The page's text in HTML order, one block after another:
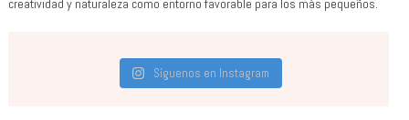
creatividad y naturaleza como entorno favorable para los más pequeños.
Síguenos en Instagram